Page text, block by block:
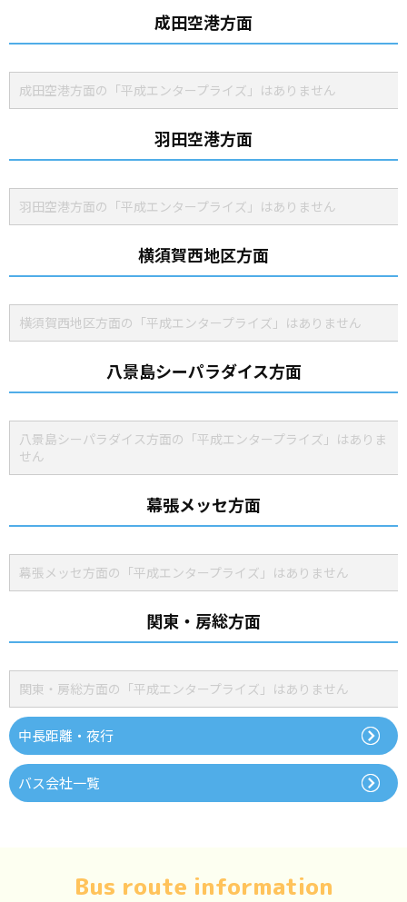
成田空港方面
成田空港方面の「平成エンタープライズ」はありません
羽田空港方面
羽田空港方面の「平成エンタープライズ」はありません
横須賀西地区方面
横須賀西地区方面の「平成エンタープライズ」はありません
八景島シーパラダイス方面
八景島シーパラダイス方面の「平成エンタープライズ」はありま
せん
幕張メッセ方面
幕張メッセ方面の「平成エンタープライズ」はありません
関東・房総方面
関東・房総方面の「平成エンタープライズ」はありません
中長距離・夜行
バス会社一覧
Bus route information